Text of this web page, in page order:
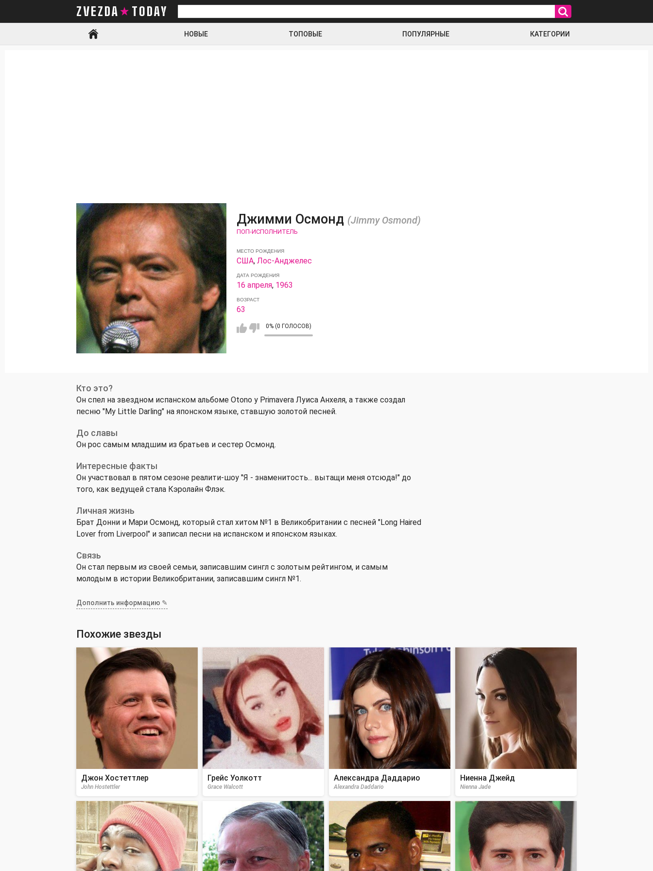
ZVEZDA TODAY
Искать
НОВЫЕ ТОПОВЫЕ ПОПУЛЯРНЫЕ КАТЕГОРИИ
Джимми Осмонд (Jimmy Osmond)
ПОП-ИСПОЛНИТЕЛЬ
МЕСТО РОЖДЕНИЯ
США, Лос-Анджелес
ДАТА РОЖДЕНИЯ
16 апреля, 1963
ВОЗРАСТ
63
0% (0 ГОЛОСОВ)
Кто это?
Он спел на звездном испанском альбоме Otono y Primavera Луиса Анхеля, а также создал
песню "My Little Darling" на японском языке, ставшую золотой песней.
До славы
Он рос самым младшим из братьев и сестер Осмонд.
Интересные факты
Он участвовал в пятом сезоне реалити-шоу "Я - знаменитость... вытащи меня отсюда!" до
того, как ведущей стала Кэролайн Флэк.
Личная жизнь
Брат Донни и Мари Осмонд, который стал хитом №1 в Великобритании с песней "Long Haired
Lover from Liverpool" и записал песни на испанском и японском языках.
Связь
Он стал первым из своей семьи, записавшим сингл с золотым рейтингом, и самым
молодым в истории Великобритании, записавшим сингл №1.
Дополнить информацию ✎
Похожие звезды
Джон Хостеттлер
John Hostettler
Грейс Уолкотт
Grace Walcott
Александра Даддарио
Alexandra Daddario
Ниенна Джейд
Nienna Jade